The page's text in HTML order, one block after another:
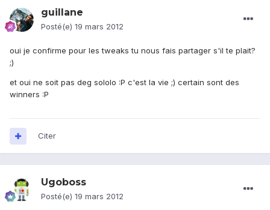
guillane
Posté(e) 19 mars 2012
oui je confirme pour les tweaks tu nous fais partager s'il te plait?
;)
et oui ne soit pas deg sololo :P c'est la vie ;) certain sont des
winners :P
Citer
Ugoboss
Posté(e) 19 mars 2012